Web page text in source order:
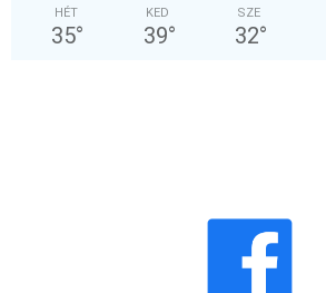
HÉT
35°
KED
39°
SZE
32°